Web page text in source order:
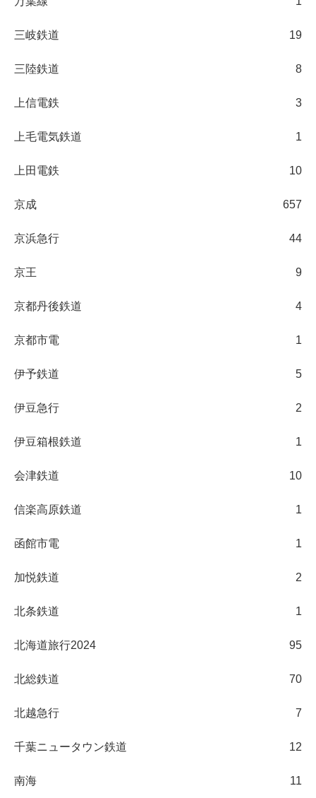
三岐鉄道 19
三陸鉄道 8
上信電鉄 3
上毛電気鉄道 1
上田電鉄 10
京成 657
京浜急行 44
京王 9
京都丹後鉄道 4
京都市電 1
伊予鉄道 5
伊豆急行 2
伊豆箱根鉄道 1
会津鉄道 10
信楽高原鉄道 1
函館市電 1
加悦鉄道 2
北条鉄道 1
北海道旅行2024 95
北総鉄道 70
北越急行 7
千葉ニュータウン鉄道 12
南海 11